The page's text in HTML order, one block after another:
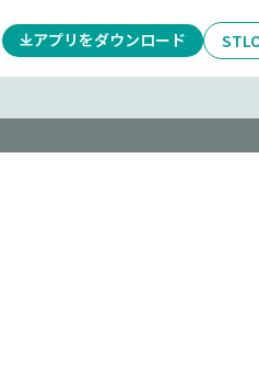
アプリをダウンロード